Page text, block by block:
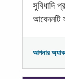
সুবিধাদি
আবেদনটি
আপনার